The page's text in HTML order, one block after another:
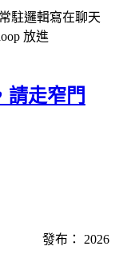
駐邏輯寫在聊天
放進
請走窄門
發布： 2026